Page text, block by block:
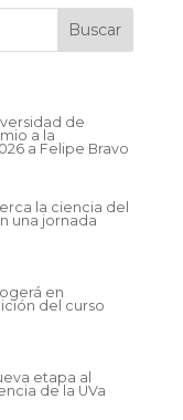
de
a la
a Felipe Bravo
la ciencia del
una jornada
en
del curso
etapa al
de la UVa